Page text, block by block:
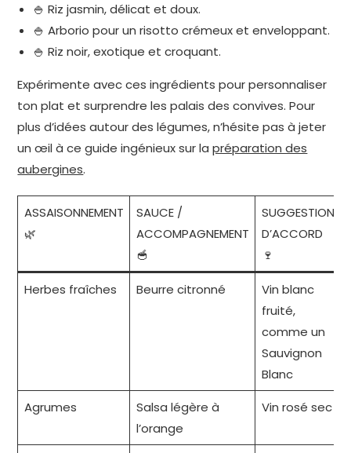
🍚 Riz jasmin, délicat et doux.
🍚 Arborio pour un risotto crémeux et enveloppant.
🍚 Riz noir, exotique et croquant.
Expérimente avec ces ingrédients pour personnaliser
ton plat et surprendre les palais des convives. Pour
plus d’idées autour des légumes, n’hésite pas à jeter
un œil à ce guide ingénieux sur lapréparation des
aubergines.
ASSAISONNEMENT
🌿
SAUCE /
ACCOMPAGNEMENT
🥣
SUGGESTION
D’ACCORD
🍷
Herbes fraîches Beurre citronné
Vin blanc
fruité,
comme un
Sauvignon
Blanc
Agrumes
Salsa légère à
l’orange
Vin rosé sec